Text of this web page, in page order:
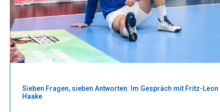
Sieben Fragen, sieben Antworten: Im Gespräch mit Fritz-Leon
Haake